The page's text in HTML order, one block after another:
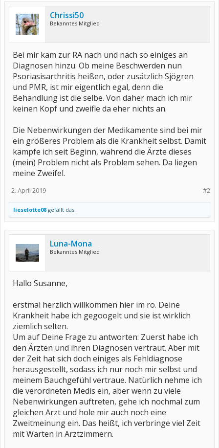
Chrissi50
Bekanntes Mitglied
Bei mir kam zur RA nach und nach so einiges an
Diagnosen hinzu. Ob meine Beschwerden nun
Psoriasisarthritis heißen, oder zusätzlich Sjögren
und PMR, ist mir eigentlich egal, denn die
Behandlung ist die selbe. Von daher mach ich mir
keinen Kopf und zweifle da eher nichts an.
Die Nebenwirkungen der Medikamente sind bei mir
ein größeres Problem als die Krankheit selbst. Damit
kämpfe ich seit Beginn, während die Ärzte dieses
(mein) Problem nicht als Problem sehen. Da liegen
meine Zweifel.
#2
2. April 2019
lieselotte08 gefällt das.
Luna-Mona
Bekanntes Mitglied
Hallo Susanne,
erstmal herzlich willkommen hier im ro. Deine
Krankheit habe ich gegoogelt und sie ist wirklich
ziemlich selten.
Um auf Deine Frage zu antworten: Zuerst habe ich
den Ärzten und ihren Diagnosen vertraut. Aber mit
der Zeit hat sich doch einiges als Fehldiagnose
herausgestellt, sodass ich nur noch mir selbst und
meinem Bauchgefühl vertraue. Natürlich nehme ich
die verordneten Medis ein, aber wenn zu viele
Nebenwirkungen auftreten, gehe ich nochmal zum
gleichen Arzt und hole mir auch noch eine
Zweitmeinung ein. Das heißt, ich verbringe viel Zeit
mit Warten in Arztzimmern.